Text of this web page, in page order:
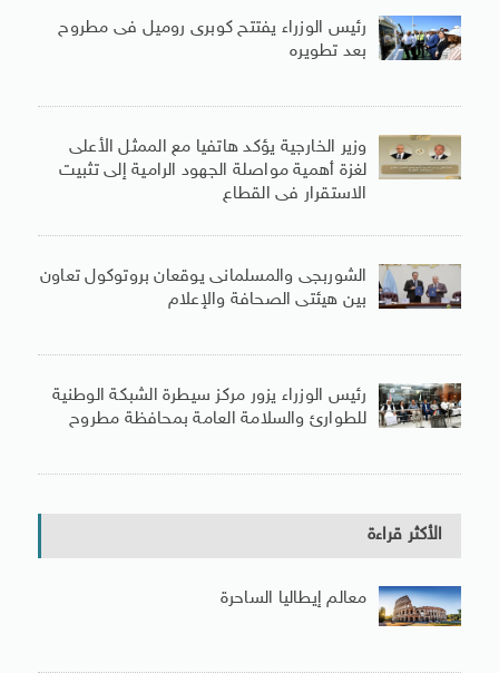
رئيس الوزراء يفتتح كوبرى روميل فى مطروح
بعد تطويره
وزير الخارجية يؤكد هاتفيا مع الممثل الأعلى
لغزة أهمية مواصلة الجهود الرامية إلى تثبيت
الاستقرار فى القطاع
الشوربجى والمسلمانى يوقعان بروتوكول تعاون
بين هيئتى الصحافة والإعلام
رئيس الوزراء يزور مركز سيطرة الشبكة الوطنية
للطوارئ والسلامة العامة بمحافظة مطروح
الأكثر قراءة
معالم إيطاليا الساحرة